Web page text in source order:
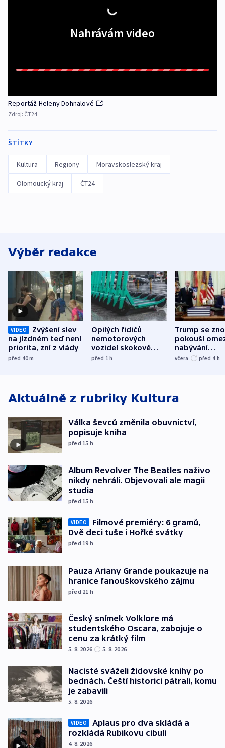
Nahrávám video
Reportáž Heleny Dohnalové
Zdroj: ČT24
ŠTÍTKY
Kultura Regiony Moravskoslezský kraj
Olomoucký kraj ČT24
Výběr redakce
VIDEO
Zvýšení slev
na jízdném teď není
priorita, zní z vlády
před 40m
Opilých řidičů
nemotorových
vozidel skokově
přibylo, nejvíc ve
před 1h
Trump se
pokouší
nabývání
amerického
včera před 4 h
Aktuálně z rubriky Kultura
Válka ševců změnila obuvnictví,
popisuje kniha
před 15 h
Album Revolver The Beatles naživo
nikdy nehráli. Objevovali ale magii
studia
před 15 h
VIDEO
Filmové premiéry: 6 gramů,
Dvě deci tuše i Hořké svátky
před 19 h
Pauza Ariany Grande poukazuje na
hranice fanouškovského zájmu
před 21 h
Český snímek Volklore má
studentského Oscara, zabojuje o
cenu za krátký film
5. 8. 2026 5. 8. 2026
Nacisté sváželi židovské knihy po
bednách. Čeští historici pátrali, komu
je zabavili
5. 8. 2026
VIDEO
Aplaus pro dva skládá a
rozkládá Rubikovu cibuli
4. 8. 2026